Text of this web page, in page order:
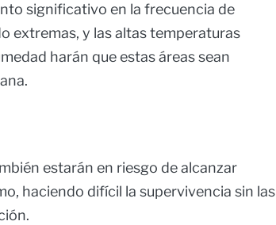
significativo en la frecuencia de
extremas, y las altas temperaturas
harán que estas áreas sean
estarán en riesgo de alcanzar
haciendo difícil la supervivencia sin las